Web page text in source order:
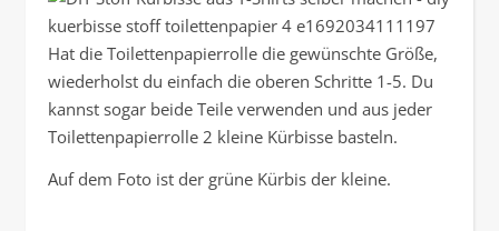
Hat die Toilettenpapierrolle die gewünschte Größe,
wiederholst du einfach die oberen Schritte 1-5. Du
kannst sogar beide Teile verwenden und aus jeder
Toilettenpapierrolle 2 kleine Kürbisse basteln.
Auf dem Foto ist der grüne Kürbis der kleine.